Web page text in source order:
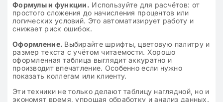
Формулы и функции. Используйте для расчётов: от
простого сложения до начисления процентов или
логических условий. Это автоматизирует работу и
снижает риск ошибок.
Оформление. Выбирайте шрифты, цветовую палитру и
размер текста с учётом читаемости. Хорошо
оформленная таблица выглядит аккуратно и
производит впечатление. Особенно если нужно
показать коллегам или клиенту.
Эти техники не только делают таблицу наглядной, но и
экономят время, упрощая обработку и анализ данных.